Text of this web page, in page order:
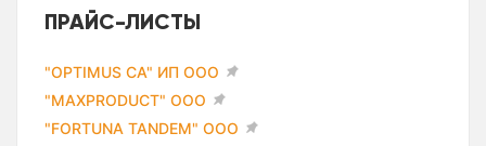
ПРАЙС-ЛИСТЫ
"OPTIMUS CA" ИП ООО
"MAXPRODUCT" ООО
"FORTUNA TANDEM" ООО